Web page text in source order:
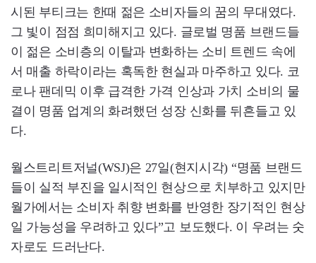
시된 부티크는 한때 젊은 소비자들의 꿈의 무대였다.
그 빛이 점점 희미해지고 있다. 글로벌 명품 브랜드들
이 젊은 소비층의 이탈과 변화하는 소비 트렌드 속에
서 매출 하락이라는 혹독한 현실과 마주하고 있다. 코
로나 팬데믹 이후 급격한 가격 인상과 가치 소비의 물
결이 명품 업계의 화려했던 성장 신화를 뒤흔들고 있
다.
월스트리트저널(WSJ)은 27일(현지시각) “명품 브랜드
들이 실적 부진을 일시적인 현상으로 치부하고 있지만
월가에서는 소비자 취향 변화를 반영한 장기적인 현상
일 가능성을 우려하고 있다”고 보도했다. 이 우려는 숫
자로도 드러난다.